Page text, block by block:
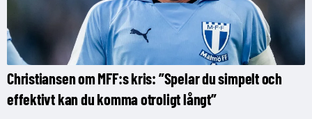
Christiansen om MFF:s kris: ”Spelar du simpelt och
effektivt kan du komma otroligt långt”